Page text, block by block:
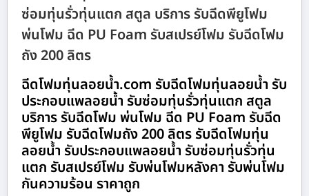
ซ่อมทุ่นรั่วทุ่นแตก สตูล บริการ รับฉีดพียูโฟม
พ่นโฟม ฉีด PU Foam รับสเปรย์โฟม รับฉีดโฟม
ถัง 200 ลิตร
ฉีดโฟมทุ่นลอยน้ำ.com รับฉีดโฟมทุ่นลอยน้ำ รับ
ประกอบแพลอยน้ำ รับซ่อมทุ่นรั่วทุ่นแตก สตูล
บริการ รับฉีดโฟม พ่นโฟม ฉีด PU Foam รับฉีด
พียูโฟม รับฉีดโฟมถัง 200 ลิตร รับฉีดโฟมทุ่น
ลอยน้ำ รับประกอบแพลอยน้ำ รับซ่อมทุ่นรั่วทุ่น
แตก รับสเปรย์โฟม รับพ่นโฟมหลังคา รับพ่นโฟม
กันความร้อน ราคาถูก